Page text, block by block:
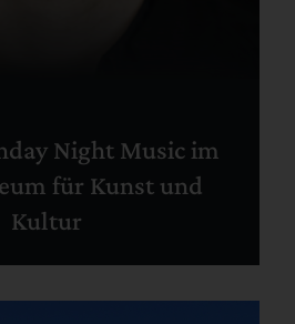
Night Music im
für Kunst und
Kultur